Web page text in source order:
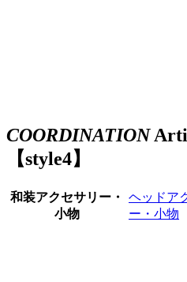
COORDINATION
【style4】
和装アクセサリー・
小物
ヘッドア
ー・小物